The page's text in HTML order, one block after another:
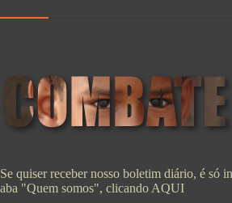
Se quiser receber nosso boletim diário, é só
aba "Quem somos", clicando AQUI